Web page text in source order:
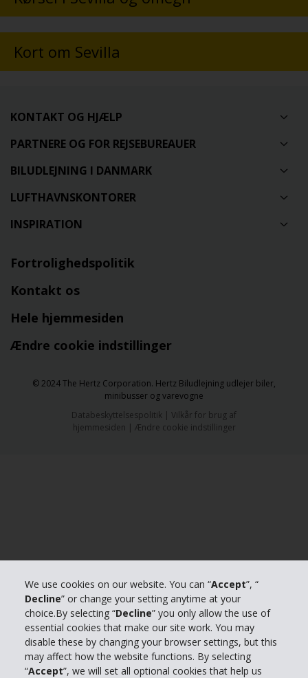
We use cookies on our website. You can “Accept”, “
Decline” or change your setting anytime at your
choice.By selecting “Decline” you only allow the use of
essential cookies that make our site work. You may
disable these by changing your browser settings, but this
may affect how the website functions. By selecting
“Accept”, we will set all optional cookies that help us
Kort om Sevilla
KONTAKT OG HJÆLP
PARTNERE OG FOR REJSEBUREAUER
BILUDLEJNING I DANMARK
LUFTHAVNSKONTORER
INSPIRATION
Fortrolighedspolitik
Kontakt os
Hele hjemmesiden
Ændre cookie indstillinger
© 2024 The Hertz Corporation. Hertz Biludlejning udlejer biler,
minibusser og varevogne
Databeskyttelsespolitik | Vilkår for brug af
hjemmesiden | Ændre cookie indstillinger